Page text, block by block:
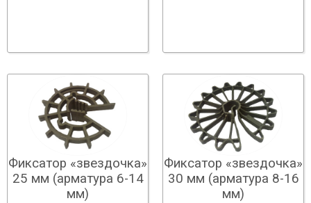
Фиксатор «звездочка»
25 мм (арматура 6-14
мм)
Фиксатор «звездочка»
30 мм (арматура 8-16
мм)